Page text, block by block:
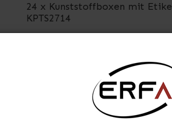
24 x Kunststoffboxen mit
KPTS2714